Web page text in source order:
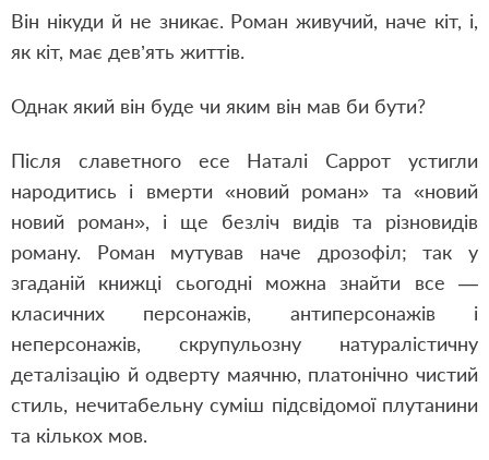
Він нікуди й не зникає. Роман живучий, наче кіт, і,
як кіт, має дев’ять життів.
Однак який він буде чи яким він мав би бути?
Після славетного есе Наталі Саррот устигли
народитись і вмерти «новий роман» та «новий
новий роман», і ще безліч видів та різновидів
роману. Роман мутував наче дрозофіл; так у
згаданій книжці сьогодні можна знайти все —
класичних персонажів, антиперсонажів і
неперсонажів, скрупульозну натуралістичну
деталізацію й одверту маячню, платонічно чистий
стиль, нечитабельну суміш підсвідомої плутанини
та кількох мов.